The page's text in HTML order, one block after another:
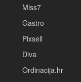
Miss7
Gastro
Pixsell
Diva
Ordinacija.hr